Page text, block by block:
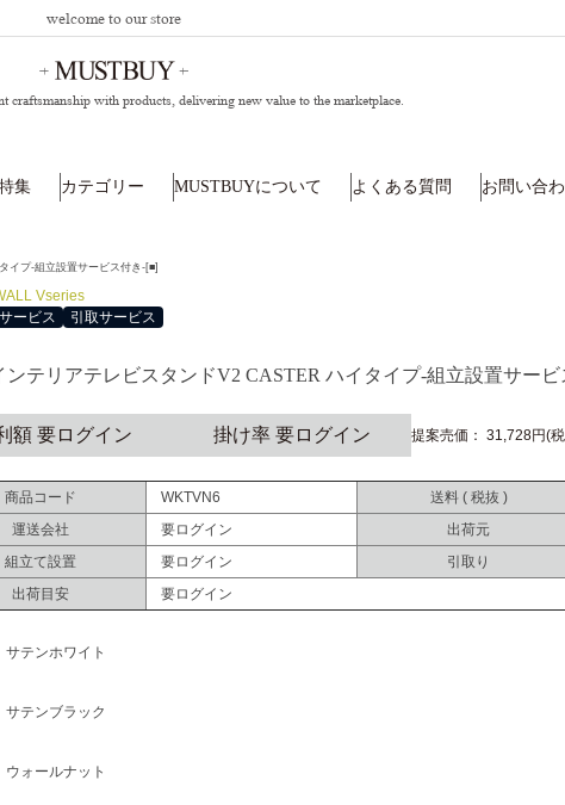
welcome to our store
craftsmanship with products,delivering new value to the marketplace.
集 カテゴリー MUSTBUYについて よくある質問 お問い合
イプ-組立設置サービス付き-[■]
Vseries
ービス
引取サービス
ンテリアテレビスタンドV2 CASTER ハイタイプ-組立設置サー
額 要ログイン 掛け率 要ログイン 提案売価： 31,728円(
商品コード WKTVN6 送料 ( 税抜 )
運送会社
要ログイン 出荷元
組立て設置
要ログイン 引取り
出荷目安
要ログイン
サテンホワイト
サテンブラック
ウォールナット